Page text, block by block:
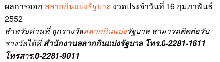
ผลการออก สลากกินแบ่งรัฐบาล งวดประจำวันที่ 16 กุมภาพันธ์
2552
สำหรับท่านที่ ถูกรางวัลสลากกินแบ่งรัฐบาล สามารถติดต่อรับ
รางวัลได้ที่สำนักงานสลากกินแบ่งรัฐบาล โทร.0-2281-1611
โทรสาร.0-2281-9011